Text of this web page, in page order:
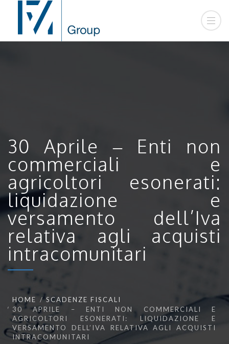
30 Aprile – Enti non
commerciali e
agricoltori esonerati:
liquidazione e
versamento dell’Iva
relativa agli acquisti
intracomunitari
HOME
SCADENZE FISCALI
30 APRILE – ENTI NON COMMERCIALI E
AGRICOLTORI ESONERATI: LIQUIDAZIONE E
VERSAMENTO DELL’IVA RELATIVA AGLI ACQUISTI
INTRACOMUNITARI